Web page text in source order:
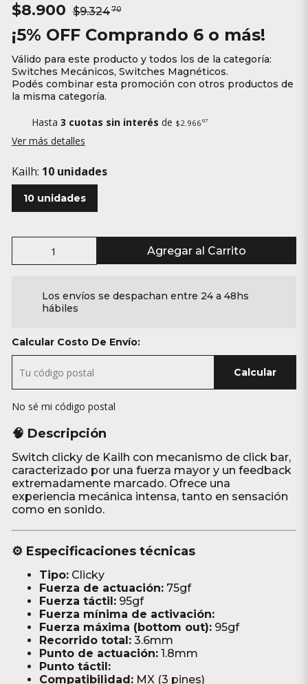
$8.900 $9.32470
¡5% OFF Comprando 6 o más!
Válido para este producto y todos los de la categoría:
Switches Mecánicos, Switches Magnéticos.
Podés combinar esta promoción con otros productos de
la misma categoría.
Hasta 3 cuotas sin interés de $2.966 67
Ver más detalles
Kailh: 10 unidades
10 unidades
Agregar al Carrito
Los envíos se despachan entre 24 a 48hs
hábiles
Calcular Costo De Envío:
Calcular
No sé mi código postal
🧠 Descripción
Switch clicky de Kailh con mecanismo de click bar,
caracterizado por una fuerza mayor y un feedback
extremadamente marcado. Ofrece una
experiencia mecánica intensa, tanto en sensación
como en sonido.
⚙️ Especificaciones técnicas
Tipo:Clicky
Fuerza de actuación:75gf
Fuerza táctil:95gf
Fuerza mínima de activación:
Fuerza máxima (bottom out):95gf
Recorrido total:3.6mm
Punto de actuación:1.8mm
Punto táctil:
Compatibilidad:MX (3 pines)